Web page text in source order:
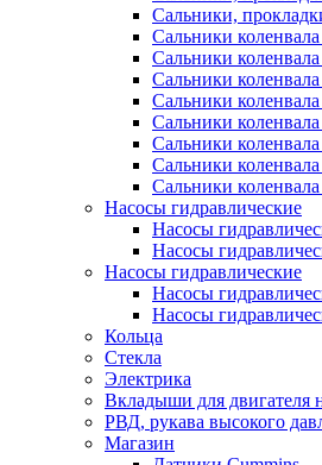
Сальники,
Сальники
Сальники
Сальники
Сальники
Сальники
Сальники
Сальники
Сальники
Насосы гидравлические
Насосы
Насосы
Насосы гидравлические
Насосы
Насосы
Кольца
Стекла
Электрика
Вкладыши для двигателя
РВД, рукава высокого
Магазин